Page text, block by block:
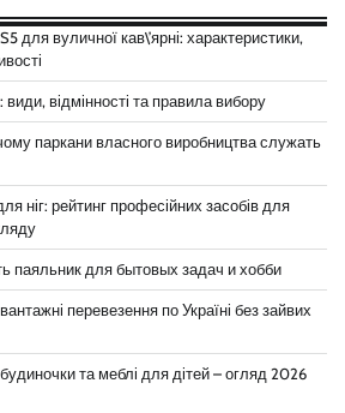
для вуличної кав\’ярні: характеристики,
види, відмінності та правила вибору
паркани власного виробництва служать
ніг: рейтинг професійних засобів для
паяльник для бытовых задач и хобби
перевезення по Україні без зайвих
будиночки та меблі для дітей – огляд 2026